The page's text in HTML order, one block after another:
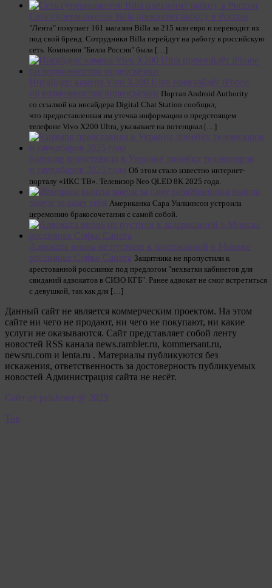
Сеть супермаркетов Billa прекратит работу в России
"Лента" покупает 161 магазин Billа за 215 млн евро и переводит их
под свой бренд. Сотрудники Billа перейдут на работу в российскую
сеть. Компания "Билла Россия" была […]
Инсайдер: камера Vivo X200 Ultra превзойдёт iPhone
по возможностям видеосъёмки Портал Android Authority
со ссылкой на инсайдера Digital Chat Station сообщил,
что предоставленная им утечка информации о предстоящем
телефоне Vivo X200 Ultra, указывает на потенциал […]
Samsung представила в Украине линейку телевизоров
и саундбаров 2025 года Об этом стало известно интернет-
порталу «ИКС ТВ». Телевизор Neo QLED 8K 2025 года.
Женщина вышла
замуж за саму себя Американка Сара Уилкинсон устроила
церемонию бракосочетания с самой собой.
Адвоката вновь не пустили к задержанной в Минске
россиянке Софье Сапега Защитника не пропустили к
арестованной россиянке под предлогом "нехватки кабинетов для
свиданий адвокатов в СИЗО КГБ". Ранее адвокат не смог встретиться
с девушкой, так как для […]
Данный сайт не является коммерческим проектом. На этом
сайте ни чего не продают, ни чего не покупают, ни какие
услуги не оказываются. Сайт представляет собой ленту
новостей RSS канала news.rambler.ru, kommersant.ru,
newsru.com и lenta.ru . Материалы публикуются без
искажения, ответственность за достоверность публикуемых
новостей Администрация сайта не несёт.
Сайт от psikhoter @ 2023
Top